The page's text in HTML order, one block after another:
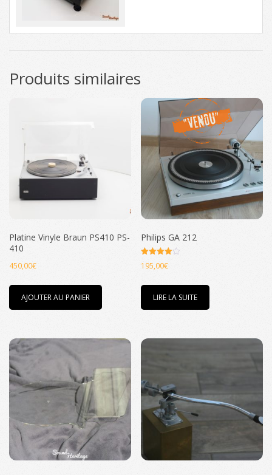
Produits similaires
Platine Vinyle Braun PS410 PS-
410
450,00€
AJOUTER AU PANIER
Philips GA 212
Note
4.00
195,00€
LIRE LA SUITE